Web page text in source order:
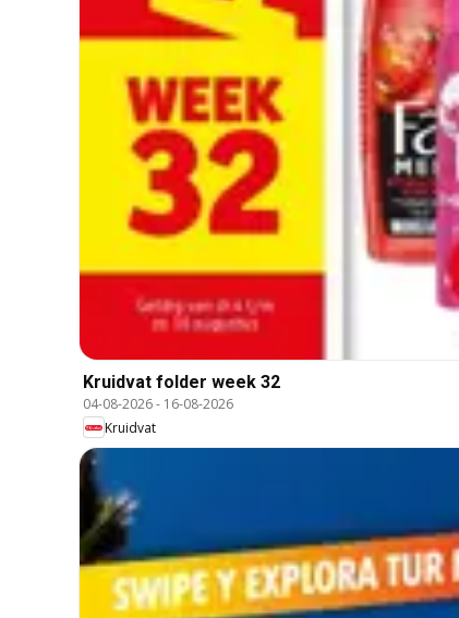
Kruidvat folder week 32
04-08-2026- 16-08-2026
Kruidvat